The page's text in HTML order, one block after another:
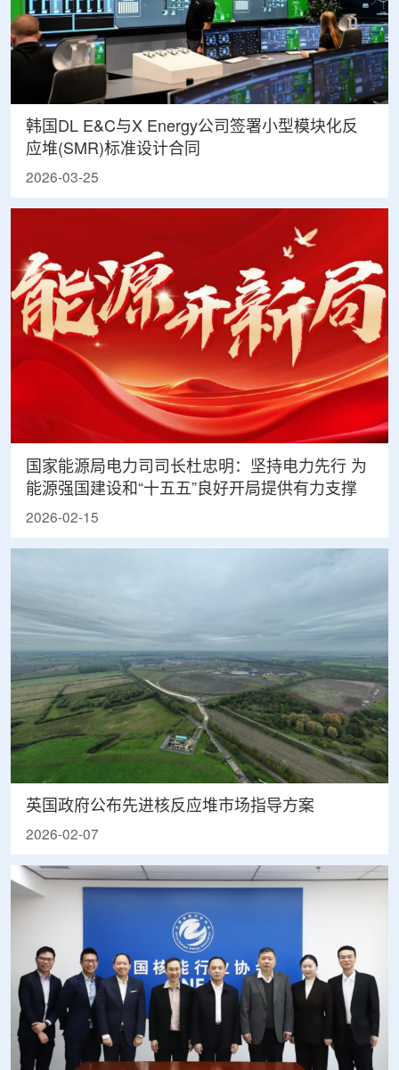
韩国DL E&C与X Energy公司签署小型模块化反
应堆(SMR)标准设计合同
2026-03-25
国家能源局电力司司长杜忠明：坚持电力先行 为
能源强国建设和“十五五”良好开局提供有力支撑
2026-02-15
英国政府公布先进核反应堆市场指导方案
2026-02-07